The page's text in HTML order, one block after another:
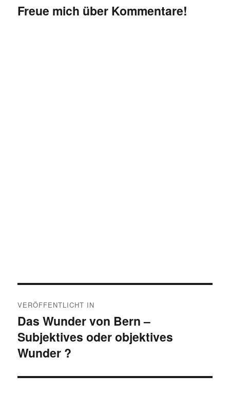
Freue mich über Kommentare!
VERÖFFENTLICHT IN
Das Wunder von Bern –
Subjektives oder objektives
Wunder ?